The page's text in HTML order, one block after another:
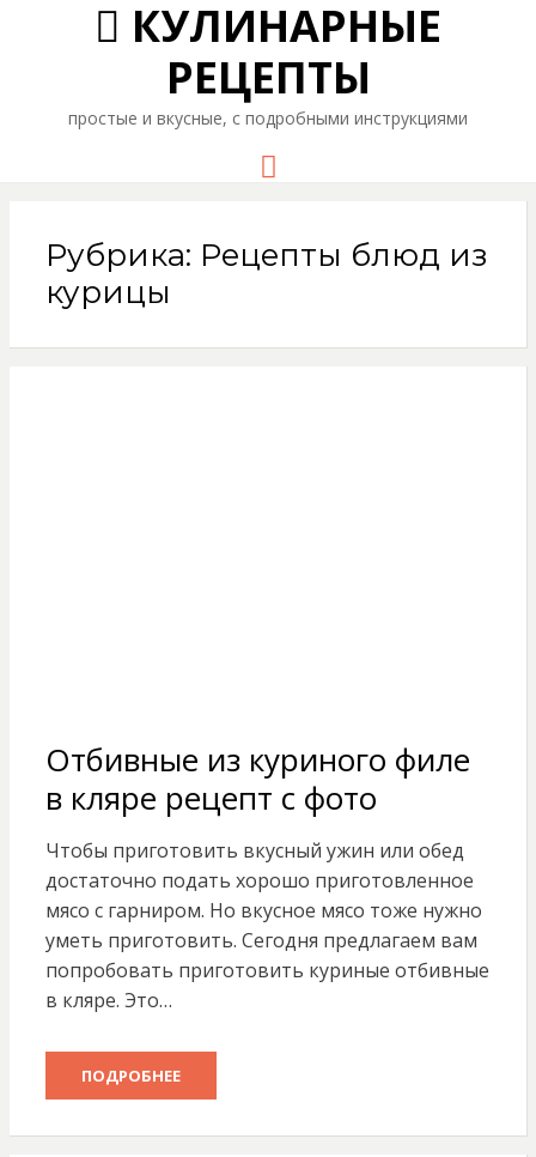
КУЛИНАРНЫЕ
РЕЦЕПТЫ
простые и вкусные, с подробными инструкциями
Рубрика: Рецепты блюд из
курицы
Отбивные из куриного филе
в кляре рецепт с фото
Чтобы приготовить вкусный ужин или обед
достаточно подать хорошо приготовленное
мясо с гарниром. Но вкусное мясо тоже нужно
уметь приготовить. Сегодня предлагаем вам
попробовать приготовить куриные отбивные
в кляре. Это…
ПОДРОБНЕЕ